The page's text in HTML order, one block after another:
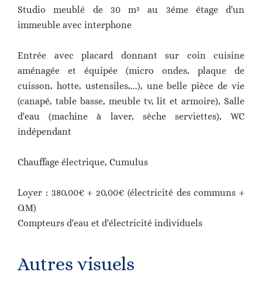
Studio meublé de 30 m² au 3éme étage d'un
immeuble avec interphone
Entrée avec placard donnant sur coin cuisine
aménagée et équipée (micro ondes, plaque de
cuisson, hotte, ustensiles,...), une belle pièce de vie
(canapé, table basse, meuble tv, lit et armoire), Salle
d'eau (machine à laver, sèche serviettes), WC
indépendant
Chauffage électrique, Cumulus
Loyer : 380,00€ + 20,00€ (électricité des communs +
O.M)
Compteurs d'eau et d'électricité individuels
Autres visuels